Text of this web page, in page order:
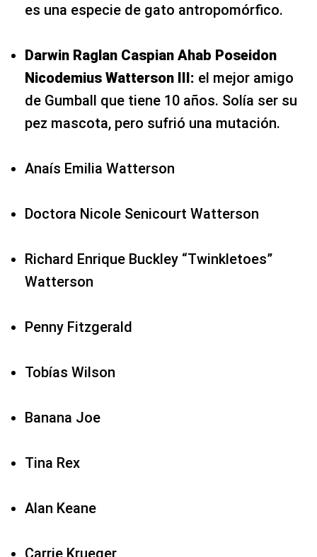
es una especie de gato antropomórfico.
Darwin Raglan Caspian Ahab Poseidon
Nicodemius Watterson III: el mejor amigo
de Gumball que tiene 10 años. Solía ser su
pez mascota, pero sufrió una mutación.
Anaís Emilia Watterson
Doctora Nicole Senicourt Watterson
Richard Enrique Buckley “Twinkletoes”
Watterson
Penny Fitzgerald
Tobías Wilson
Banana Joe
Tina Rex
Alan Keane
Carrie Krueger